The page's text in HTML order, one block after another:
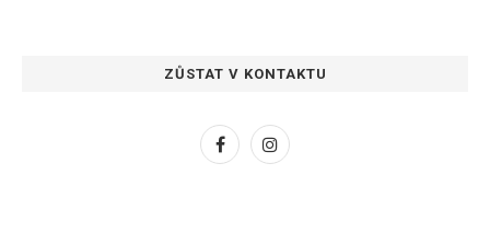
ZŮSTAT V KONTAKTU